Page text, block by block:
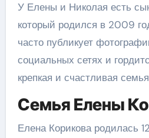
У Елены и Николая есть
который родился в 2009
часто публикует
социальных сетях и
крепкая и счастливая
Семья Елены
Елена Корикова родилась